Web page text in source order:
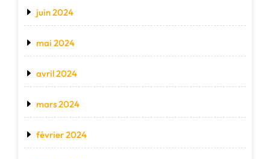
juin 2024
mai 2024
avril 2024
mars 2024
février 2024